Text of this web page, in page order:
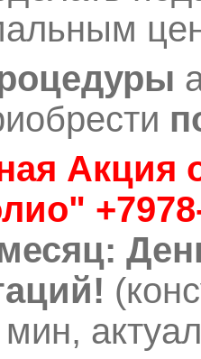
Акция